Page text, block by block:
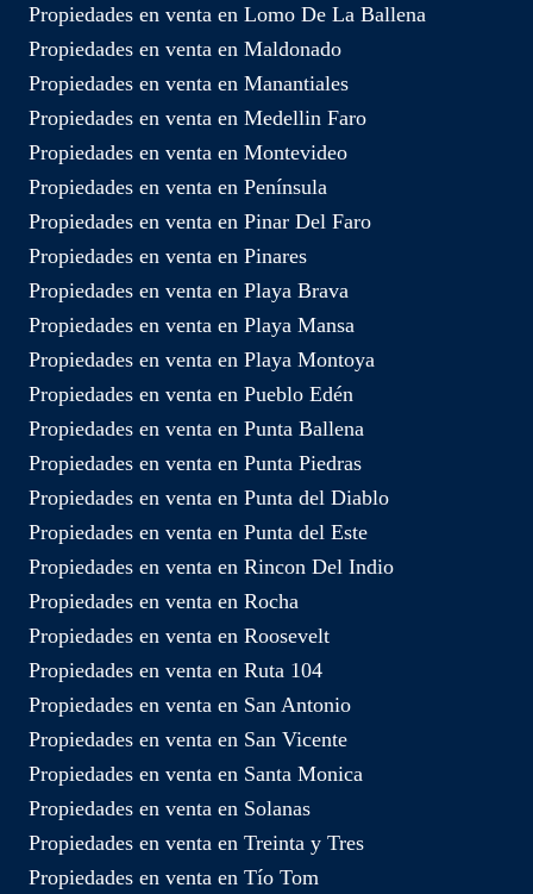
Propiedades en venta en Lomo De La Ballena
Propiedades en venta en Maldonado
Propiedades en venta en Manantiales
Propiedades en venta en Medellin Faro
Propiedades en venta en Montevideo
Propiedades en venta en Península
Propiedades en venta en Pinar Del Faro
Propiedades en venta en Pinares
Propiedades en venta en Playa Brava
Propiedades en venta en Playa Mansa
Propiedades en venta en Playa Montoya
Propiedades en venta en Pueblo Edén
Propiedades en venta en Punta Ballena
Propiedades en venta en Punta Piedras
Propiedades en venta en Punta del Diablo
Propiedades en venta en Punta del Este
Propiedades en venta en Rincon Del Indio
Propiedades en venta en Rocha
Propiedades en venta en Roosevelt
Propiedades en venta en Ruta 104
Propiedades en venta en San Antonio
Propiedades en venta en San Vicente
Propiedades en venta en Santa Monica
Propiedades en venta en Solanas
Propiedades en venta en Treinta y Tres
Propiedades en venta en Tío Tom